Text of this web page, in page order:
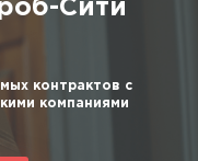
Сити
контрактов с
компаниями